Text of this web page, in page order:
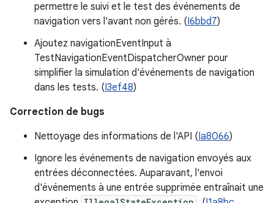
permettre le suivi et le test des événements de
navigation vers l'avant non gérés. (I6bbd7)
Ajoutez navigationEventInput à
TestNavigationEventDispatcherOwner pour
simplifier la simulation d'événements de navigation
dans les tests. (I3ef48)
Correction de bugs
Nettoyage des informations de l'API (Ia8066)
Ignore les événements de navigation envoyés aux
entrées déconnectées. Auparavant, l'envoi
d'événements à une entrée supprimée entraînait une